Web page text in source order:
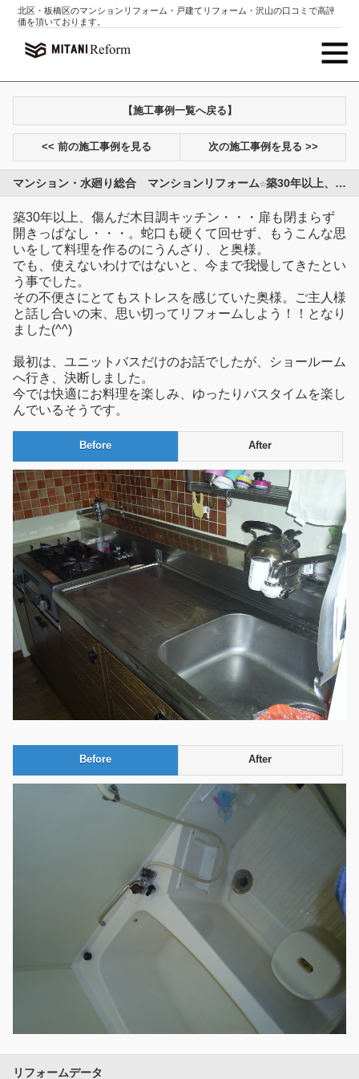
北区・板橋区のマンションリフォーム・戸建てリフォーム・沢山の口コミで高評
価を頂いております。
【施工事例一覧へ戻る】
<< 前の施工事例を見る 次の施工事例を見る >>
マンション・水廻り総合 マンションリフォーム☆築30年以上、最新の水廻りで快適に！
築30年以上、傷んだ木目調キッチン・・・扉も閉まらず
開きっぱなし・・・。蛇口も硬くて回せず、もうこんな思
いをして料理を作るのにうんざり、と奥様。
でも、使えないわけではないと、今まで我慢してきたとい
う事でした。
その不便さにとてもストレスを感じていた奥様。ご主人様
と話し合いの末、思い切ってリフォームしよう！！となり
ました(^^)
最初は、ユニットバスだけのお話でしたが、ショールーム
へ行き、決断しました。
今では快適にお料理を楽しみ、ゆったりバスタイムを楽し
んでいるそうです。
Before After
Before After
リフォームデータ